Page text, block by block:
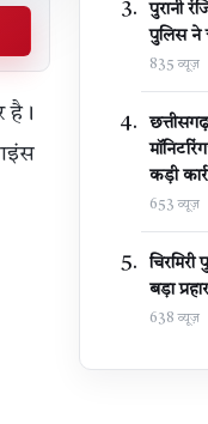
है।
पुरानी
पुलिस ने
835 व्यूज़
कड़ी
653 व्यूज़
बड़ा
638 व्यूज़